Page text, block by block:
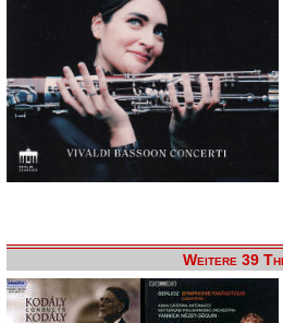
Weitere 39